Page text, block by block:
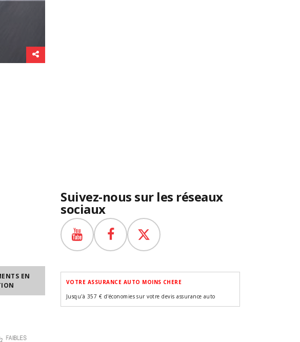
EN
Suivez-nous sur les réseaux
sociaux
VOTRE ASSURANCE AUTO MOINS CHERE
Jusqu'à 357 € d'économies sur votre devis assurance auto